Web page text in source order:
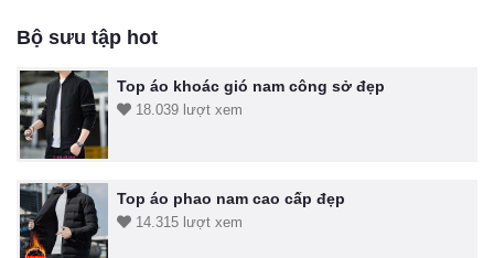
Bộ sưu tập hot
Top áo khoác gió nam công sở đẹp
18.039 lượt xem
Top áo phao nam cao cấp đẹp
14.315 lượt xem